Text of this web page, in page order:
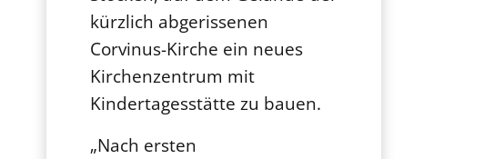
kürzlich abgerissenen
Corvinus-Kirche ein neues
Kirchenzentrum mit
Kindertagesstätte zu bauen.
„Nach ersten